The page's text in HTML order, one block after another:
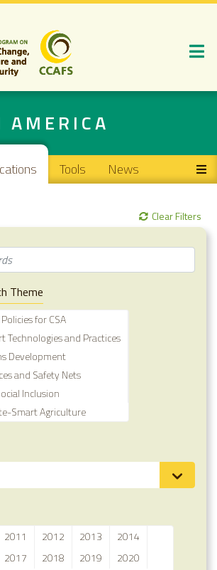
Skip
to
main
content
AMERICA
Tools News
Clear Filters
Theme
for CSA
Technologies and Practices
Development
and Safety Nets
Inclusion
Smart Agriculture
2011 2012 2013
2014
2017 2018 2019
2020